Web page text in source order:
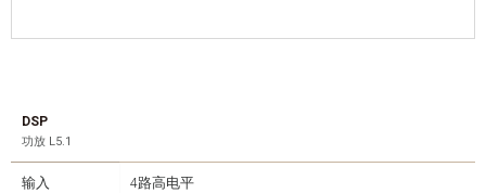
DSP
功放 L5.1
输入 4路高电平